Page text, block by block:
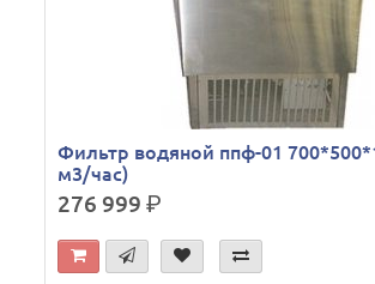
Фильтр водяной ппф-01
м3/час)
276 999р.